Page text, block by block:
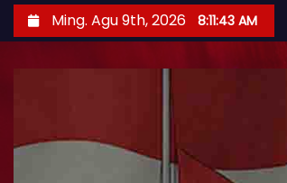
Ming. Agu 9th, 2026 8:11:45 AM